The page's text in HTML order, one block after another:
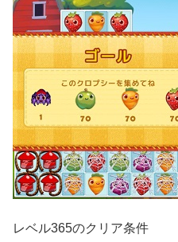
レベル365のクリア条件